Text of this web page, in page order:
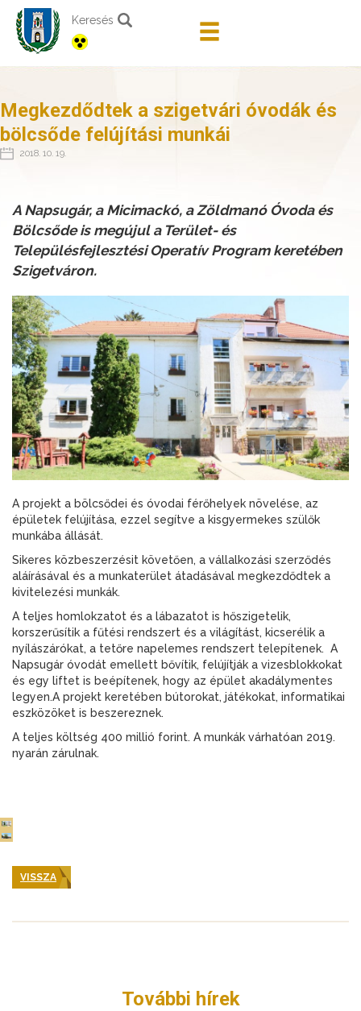
Keresés
Megkezdődtek a szigetvári óvodák és
bölcsőde felújítási munkái
2018. 10. 19.
A Napsugár, a Micimackó, a Zöldmanó Óvoda és
Bölcsőde is megújul a Terület- és
Településfejlesztési Operatív Program keretében
Szigetváron.
A projekt a bölcsődei és óvodai férőhelyek növelése, az
épületek felújítása, ezzel segítve a kisgyermekes szülők
munkába állását.
Sikeres közbeszerzésit követően, a vállalkozási szerződés
aláírásával és a munkaterület átadásával megkezdődtek a
kivitelezési munkák.
A teljes homlokzatot és a lábazatot is hőszigetelik,
korszerűsítik a fűtési rendszert és a világítást, kicserélik a
nyílászárókat, a tetőre napelemes rendszert telepítenek. A
Napsugár óvodát emellett bővítik, felújítják a vizesblokkokat
és egy liftet is beépítenek, hogy az épület akadálymentes
legyen.A projekt keretében bútorokat, játékokat, informatikai
eszközöket is beszereznek.
A teljes költség 400 millió forint. A munkák várhatóan 2019.
nyarán zárulnak.
VISSZA
További hírek